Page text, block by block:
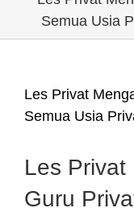
Semua Usia
Les Privat
Semua Usia
Les Privat
Guru